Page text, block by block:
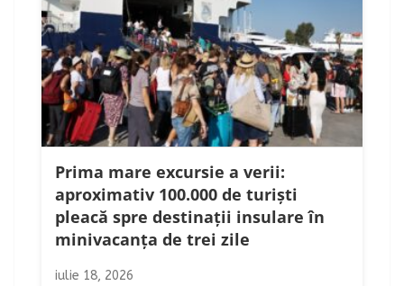
Prima mare excursie a verii:
aproximativ 100.000 de turiști
pleacă spre destinații insulare în
minivacanța de trei zile
iulie 18, 2026